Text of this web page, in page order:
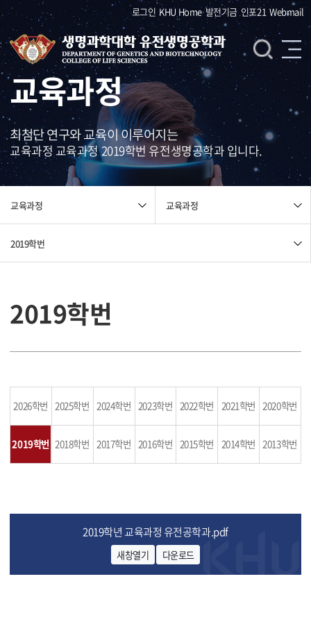
로그인 KHU Home 발전기금 인포21 Webmail
교육과정
최첨단 연구와 교육이 이루어지는
교육과정 교육과정 2019학번 유전생명공학과 입니다.
교육과정 교육과정
2019학번
2019학번
2026학번 2025학번 2024학번 2023학번 2022학번 2021학번 2020학번
2019학번 2018학번 2017학번 2016학번 2015학번 2014학번 2013학번
2019학년 교육과정 유전공학과.pdf
새창열기 다운로드